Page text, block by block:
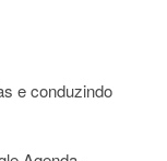
e conduzindo